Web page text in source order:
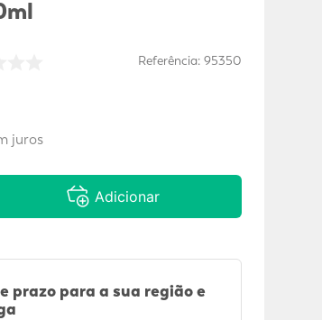
Referência:95350
juros
Adicionar
prazo para a sua região e